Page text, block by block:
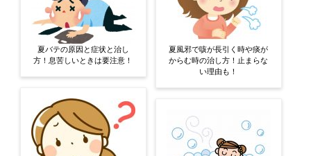
夏バテの原因と症状と治し
方！息苦しいときは要注意！
夏風邪で咳が長引く時や痰が
からむ時の治し方！止まらな
い理由も！